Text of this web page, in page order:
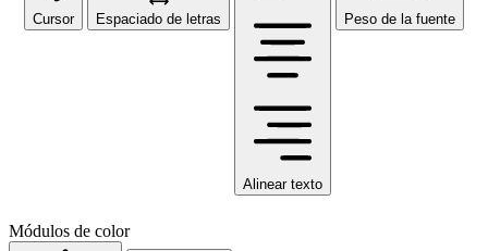
Cursor Espaciado de letras
Alinear texto
Peso de la fuente
Módulos de color